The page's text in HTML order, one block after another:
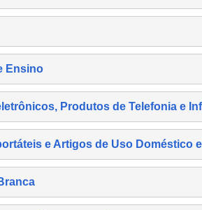
Ensino
Produtos de Telefonia e
e Artigos de Uso Doméstico